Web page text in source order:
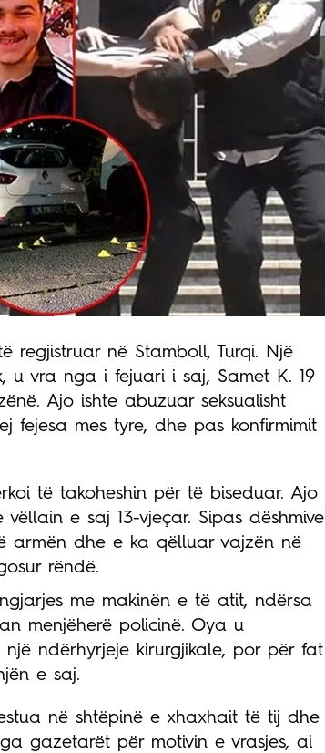
regjistruar në Stamboll, Turqi. Një
u vra nga i fejuari i saj, Samet K. 19
Ajo ishte abuzuar seksualisht
fejesa mes tyre, dhe pas konfirmimit
të takoheshin për të biseduar. Ajo
e saj 13-vjeçar. Sipas dëshmive
armën dhe e ka qëlluar vajzën në
rëndë.
me makinën e të atit, ndërsa
menjëherë policinë. Oya u
ndërhyrjeje kirurgjikale, por për fat
e saj.
në shtëpinë e xhaxhait të tij dhe
gazetarët për motivin e vrasjes, ai